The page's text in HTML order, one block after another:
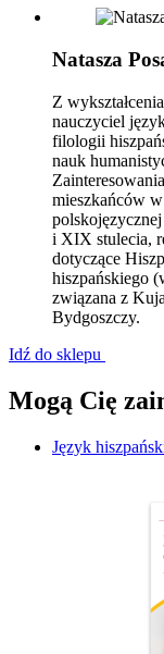
Natasza
Z
nauczyciel
filologii
nauk
mieszkańców
i XIX stulecia,
dotyczące
hiszpańskiego
związana z
Bydgoszczy.
Idź do sklepu
Mogą Cię
Język